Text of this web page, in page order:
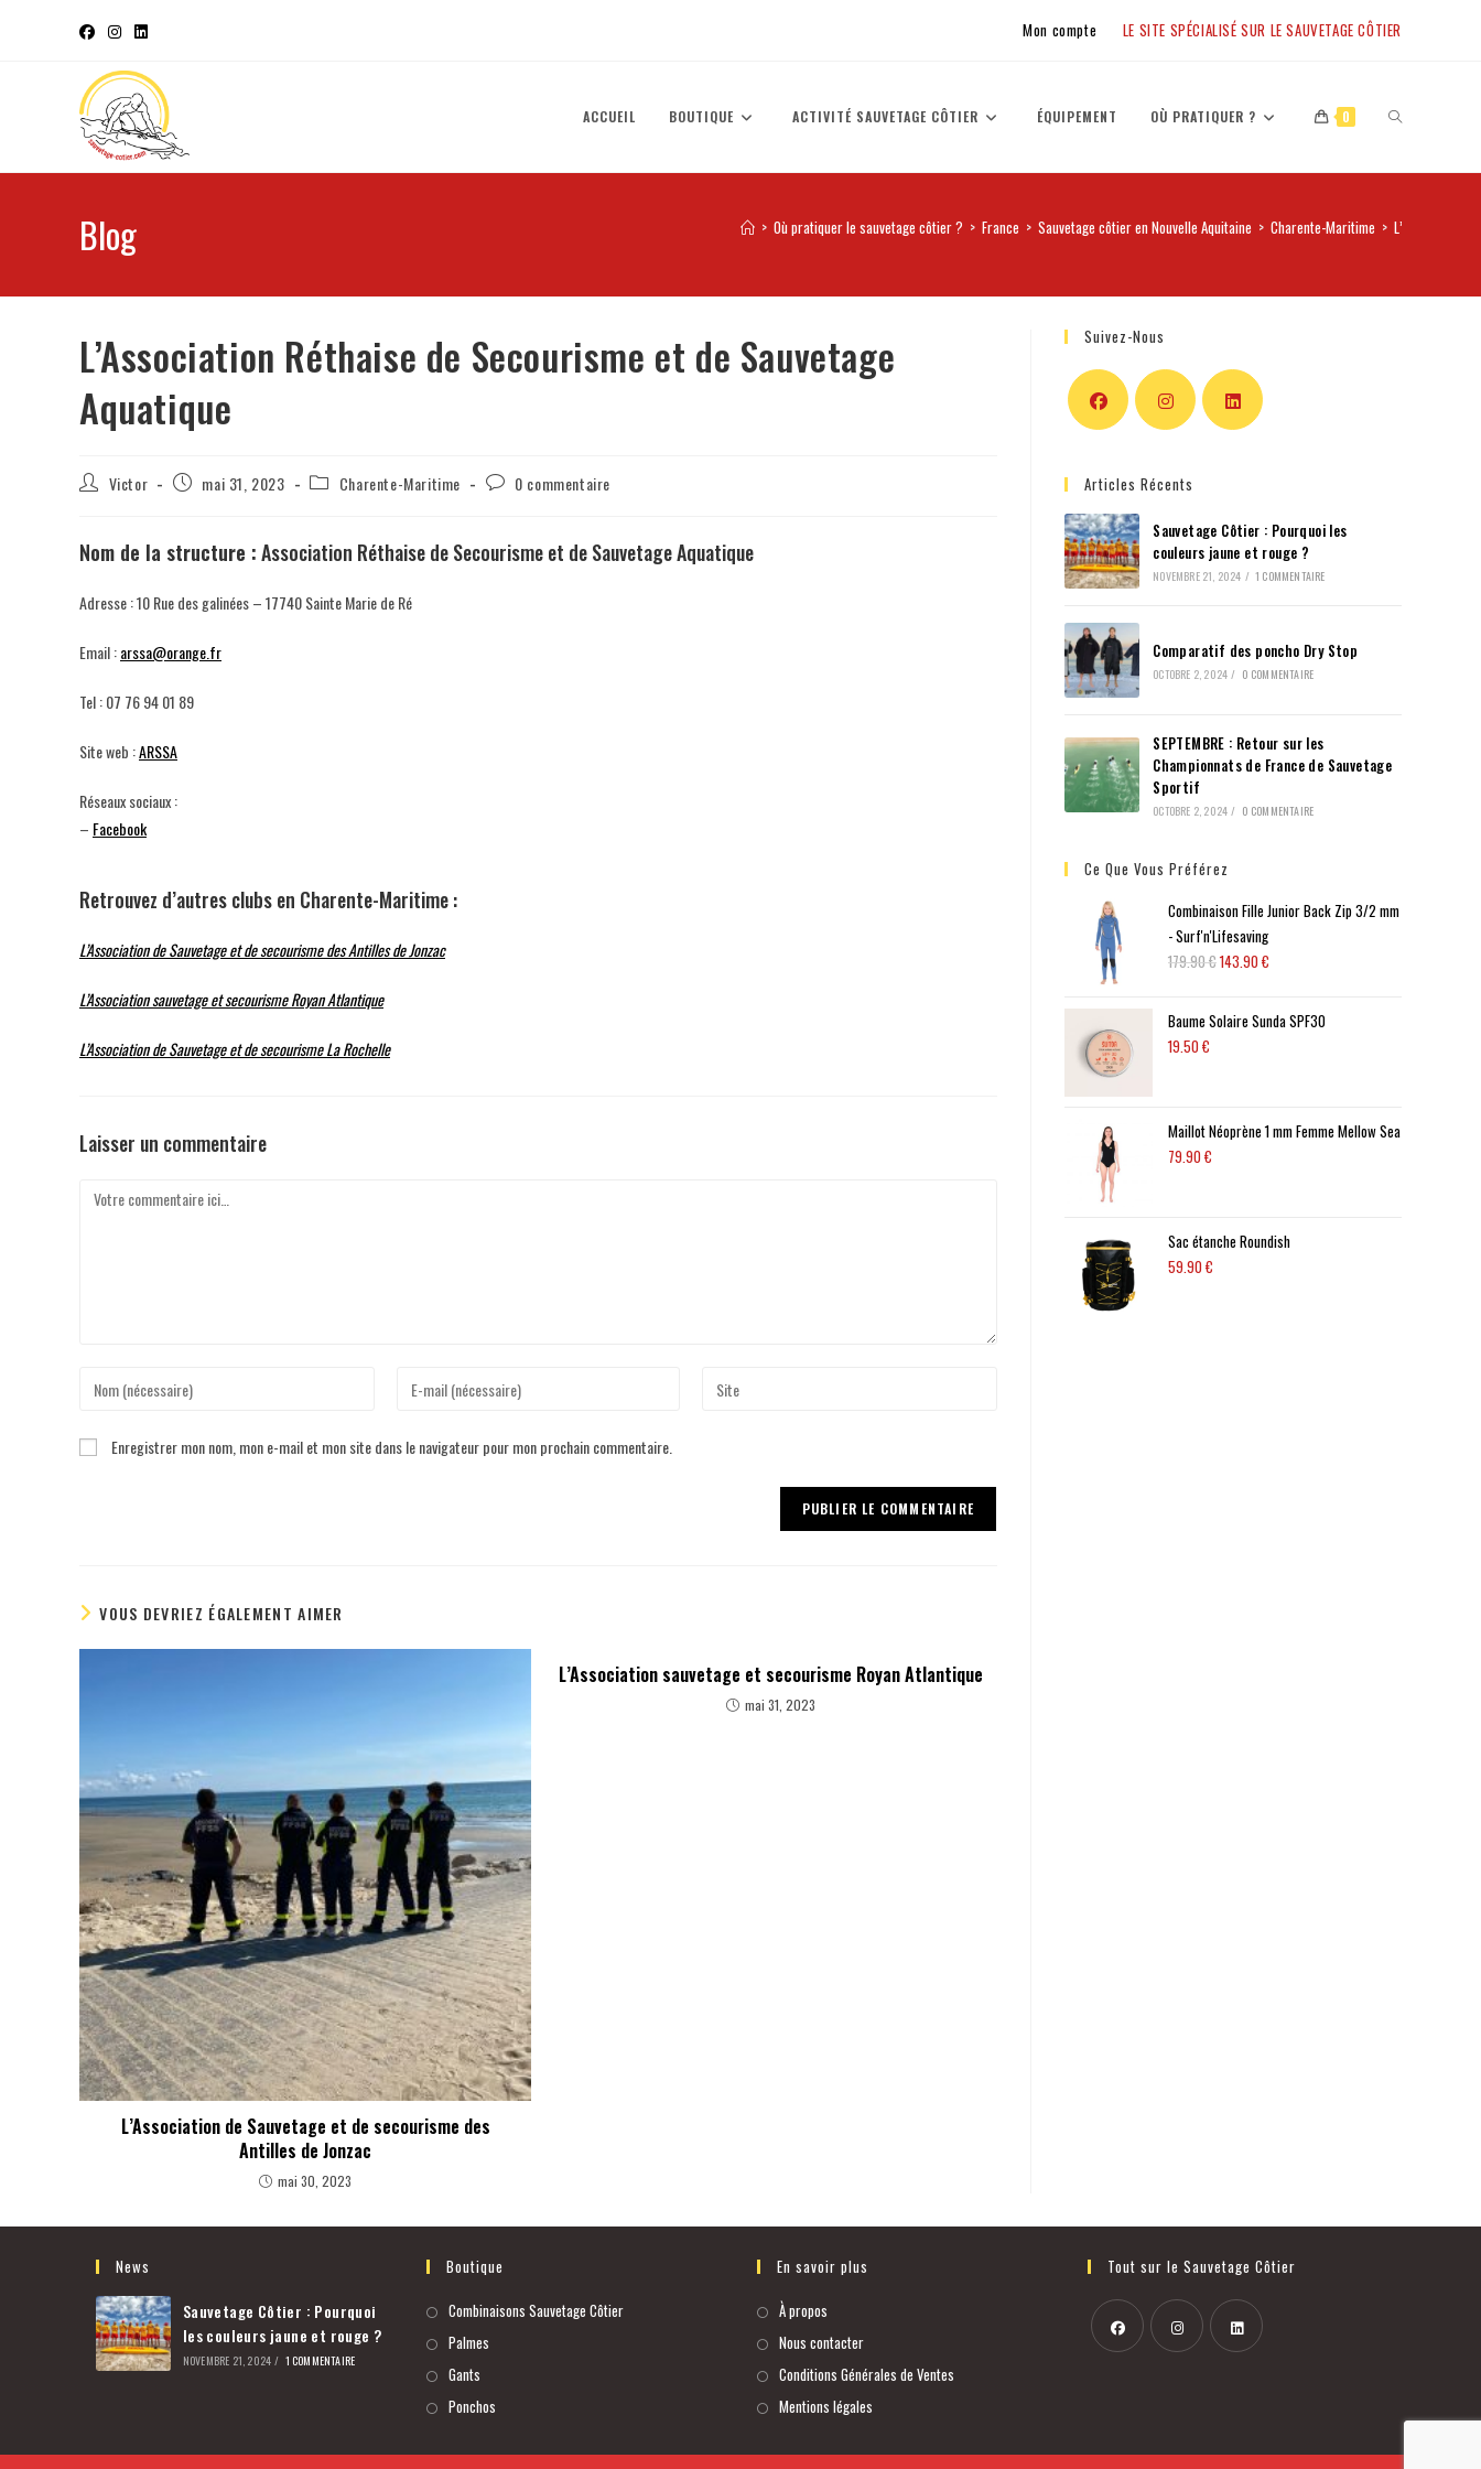
Mon compte LE SITE SPÉCIALISÉ SUR LE SAUVETAGE CÔTIER
ACCUEIL BOUTIQUE ACTIVITÉ SAUVETAGE CÔTIER ÉQUIPEMENT OÙ PRATIQUER ? 0
Blog > Où pratiquer le sauvetage côtier ? > France > Sauvetage côtier en Nouvelle Aquitaine > Charente-Maritime > L’Association
L’Association Réthaise de Secourisme et de Sauvetage
Aquatique
Victor mai 31, 2023 Charente-Maritime 0 commentaire
Nom de la structure :Association Réthaise de Secourisme et de Sauvetage Aquatique
Adresse : 10 Rue des galinées – 17740 Sainte Marie de Ré
Email :arssa@orange.fr
Tel : 07 76 94 01 89
Site web :ARSSA
Réseaux sociaux :
– Facebook
Retrouvez d’autres clubs en Charente-Maritime :
L’Association de Sauvetage et de secourisme des Antilles de Jonzac
L’Association sauvetage et secourisme Royan Atlantique
L’Association de Sauvetage et de secourisme La Rochelle
Laisser un commentaire
Enregistrer mon nom, mon e-mail et mon site dans le navigateur pour mon prochain commentaire.
VOUS DEVRIEZ ÉGALEMENT AIMER
L’Association de Sauvetage et de secourisme des
Antilles de Jonzac
mai 30, 2023
L’Association sauvetage et secourisme Royan Atlantique
mai 31, 2023
Suivez-Nous
Articles Récents
Sauvetage Côtier : Pourquoi les
couleurs jaune et rouge ?
NOVEMBRE 21, 2024 / 1 COMMENTAIRE
Comparatif des poncho Dry Stop
OCTOBRE 2, 2024 / 0 COMMENTAIRE
SEPTEMBRE : Retour sur les
Championnats de France de Sauvetage
Sportif
OCTOBRE 2, 2024 / 0 COMMENTAIRE
Ce Que Vous Préférez
Combinaison Fille Junior Back Zip 3/2 mm
- Surf'n'Lifesaving
179.90€143.90 €
Baume Solaire Sunda SPF30
19.50 €
Maillot Néoprène 1 mm Femme Mellow Sea
79.90 €
Sac étanche Roundish
59.90 €
News
Sauvetage Côtier : Pourquoi
les couleurs jaune et rouge ?
NOVEMBRE 21, 2024 / 1 COMMENTAIRE
Boutique
Combinaisons Sauvetage Côtier
Palmes
Gants
Ponchos
En savoir plus
À propos
Nous contacter
Conditions Générales de Ventes
Mentions légales
Tout sur le Sauvetage Côtier